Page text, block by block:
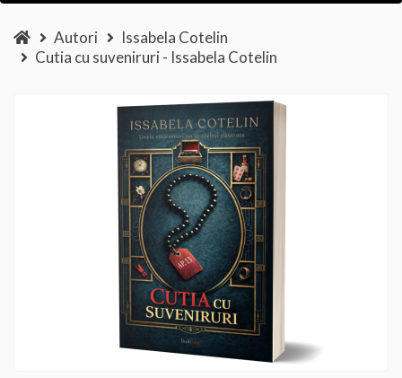
Autori
Issabela Cotelin
Cutia cu suveniruri - Issabela Cotelin